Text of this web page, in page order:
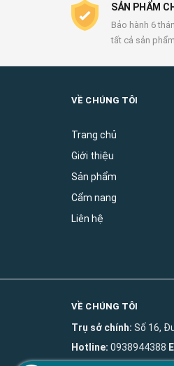
SẢN PHẨM
Bảo hành 6
tất cả sản phẩm
VỀ CHÚNG TÔI
Trang chủ
Giới thiệu
Sản phẩm
Cẩm nang
Liên hệ
VỀ CHÚNG TÔI
Trụ sở chính: Số 16,
Hotline: 0938944388